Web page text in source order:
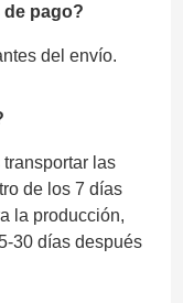
pago?
del envío.
las
de los 7 días
la producción,
30 días después